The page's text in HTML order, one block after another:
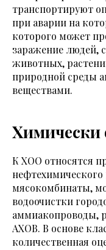
транспортируют
при аварии на
которого может
заражение людей,
животных,
природной среды
веществами.
Химически
К ХОО относятся
мясокомбинаты,
водоочистки
аммиакопроводы,
АХОВ. В основе
количественная